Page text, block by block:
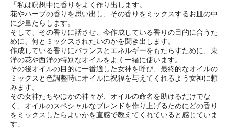
「私は瞑想中に香りをよく作り出します。
花やハーブの香りを思い出し、その香りをミックスするお皿の中
に少量たらします。
そして、その香りに話させ、今作成している香りの目的に合うた
めに、何とミックスされたいのかを聞き出します。
作成している香りにバランスとエネルギーをもたらすために、東
洋の花や西洋の特別なオイルをよく一緒に使います。
その後オイルの目的に一番適した女神を呼び、最終的なオイルの
ミックスと色調整時にオイルに祝福を与えてくれるよう女神に頼
みます。
その女神たちやほかの神々が、オイルの命名を助けるだけでな
く、オイルのスペシャルなブレンドを作り上げるためにどの香り
をミックスしたらよいかを直感で教えてくれていると感じていま
す」